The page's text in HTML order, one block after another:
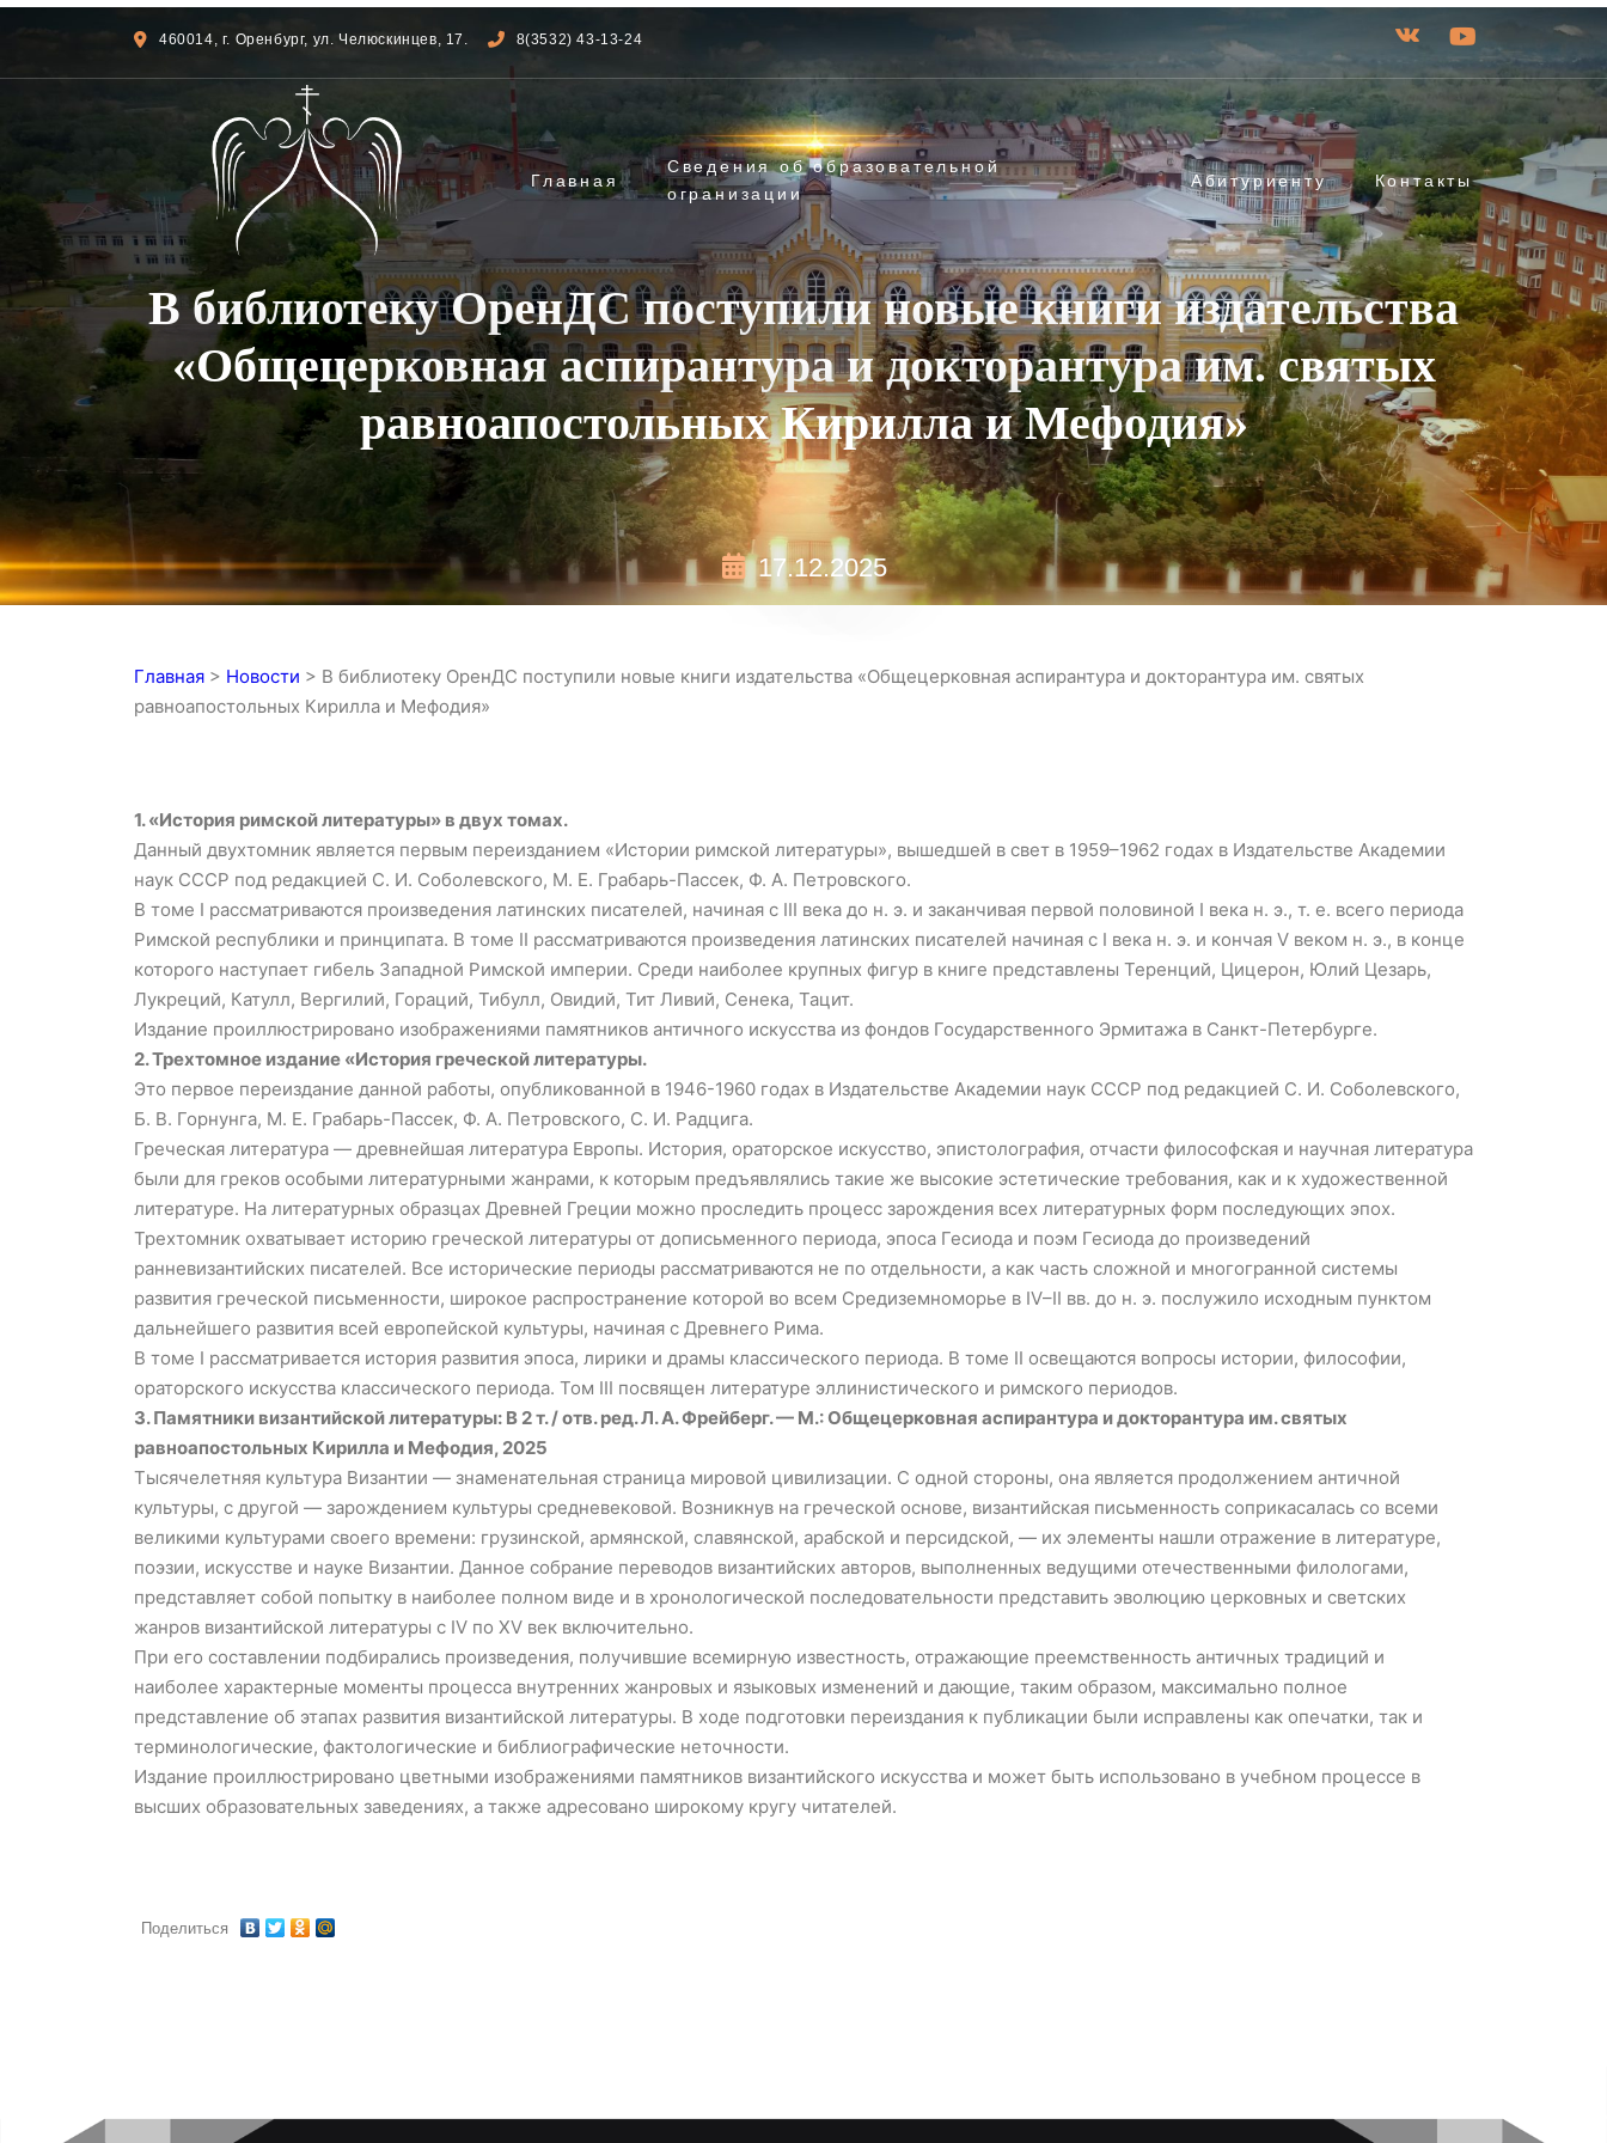
460014, г. Оренбург, ул. Челюскинцев, 17. 8(3532) 43-13-24
Главная
Сведения об образовательной
огранизации
Абитуриенту Контакты
В библиотеку ОренДС поступили новые книги издательства
«Общецерковная аспирантура и докторантура им. святых
равноапостольных Кирилла и Мефодия»
17.12.2025
Главная > Новости > В библиотеку ОренДС поступили новые книги издательства «Общецерковная аспирантура и докторантура им. святых
равноапостольных Кирилла и Мефодия»
1. «История римской литературы» в двух томах.
Данный двухтомник является первым переизданием «Истории римской литературы», вышедшей в свет в 1959–1962 годах в Издательстве Академии
наук СССР под редакцией С. И. Соболевского, М. Е. Грабарь-Пассек, Ф. А. Петровского.
В томе I рассматриваются произведения латинских пи­сателей, начиная с III века до н. э. и заканчивая первой половиной I века н. э., т. е. всего периода
Римской республики и принципата. В томе II рассматриваются произведения латинских писателей начиная с I века н. э. и кончая V веком н. э., в конце
которого наступает гибель Западной Римской империи. Среди наиболее крупных фигур в книге представлены Теренций, Цицерон, Юлий Цезарь,
Лукреций, Катулл, Вергилий, Гораций, Тибулл, Овидий, Тит Ливий, Сенека, Тацит.
Издание проиллюстрировано изображениями памятни­ков античного искусства из фондов Государственного Эрмитажа в Санкт-Петербурге.
2. Трехтомное издание «История греческой литературы.
Это первое переиздание данной работы, опубликованной в 1946-1960 годах в Издательстве Академии наук СССР под редакцией С. И. Соболевского,
Б. В. Горнунга, М. Е. Грабарь-Пассек, Ф. А. Петровского, С. И. Радцига.
Греческая литература — древнейшая литература Европы. История, ораторское искусство, эпистолография, отчасти философская и научная литература
были для греков особыми литературными жанрами, к которым предъявлялись такие же высокие эстетические требования, как и к художественной
литературе. На литературных образцах Древней Греции можно проследить процесс зарождения всех литературных форм последующих эпох.
Трехтомник охватывает историю греческой литературы от дописьменного периода, эпоса Гесиода и поэм Гесиода до произведений
ранневизантийских писателей. Все исторические периоды рассматриваются не по отдельности, а как часть сложной и многогранной системы
развития греческой письменности, широкое распространение которой во всем Средиземноморье в IV–II вв. до н. э. послужило исходным пунктом
дальнейшего развития всей европейской культуры, начиная с Древнего Рима.
В томе I рассматривается история развития эпоса, лирики и драмы классического периода. В томе II освещаются вопросы истории, философии,
ораторского искусства классического периода. Том III посвящен литературе эллинистического и римского периодов.
3. Памятники византийской литературы: В 2 т. / отв. ред. Л. А. Фрейберг. — М.: Общецерковная аспирантура и докторантура им. святых
равноапостольных Кирилла и Мефодия, 2025
Тысячелетняя культура Византии — знаменательная страница мировой цивилизации. С одной стороны, она является продолжением античной
культуры, с другой — зарождением культуры средневековой. Возникнув на греческой основе, византийская письменность соприкасалась со всеми
великими культурами своего времени: грузинской, армянской, славянской, арабской и персидской, — их элементы нашли отражение в литературе,
поэзии, искусстве и науке Византии. Данное собрание переводов византийских авторов, выполненных ведущими отечественными филологами,
представляет собой попытку в наиболее полном виде и в хронологической последовательности представить эволюцию церковных и светских
жанров византийской литературы с IV по XV век включительно.
При его составлении подбирались произведения, получившие всемирную известность, отражающие преемственность античных традиций и
наиболее характерные моменты процесса внутренних жанровых и языковых изменений и дающие, таким образом, максимально полное
представление об этапах развития византийской литературы. В ходе подготовки переиздания к публикации были исправлены как опечатки, так и
терминологические, фактологические и библиографические неточности.
Издание проиллюстрировано цветными изображениями памятников византийского искусства и может быть использовано в учебном процессе в
высших образовательных заведениях, а также адресовано широкому кругу читателей.
Поделиться